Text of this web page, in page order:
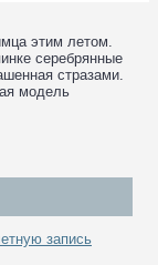
этим летом.
серебрянные
стразами.
модель
запись